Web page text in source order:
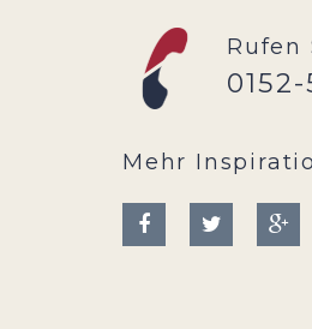
Rufen
Mehr